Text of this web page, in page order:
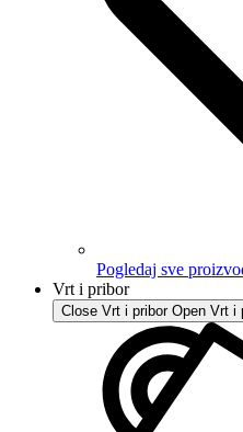
Pogledaj sve
Vrt i pribor
Close Vrt i pribor Open Vrt i